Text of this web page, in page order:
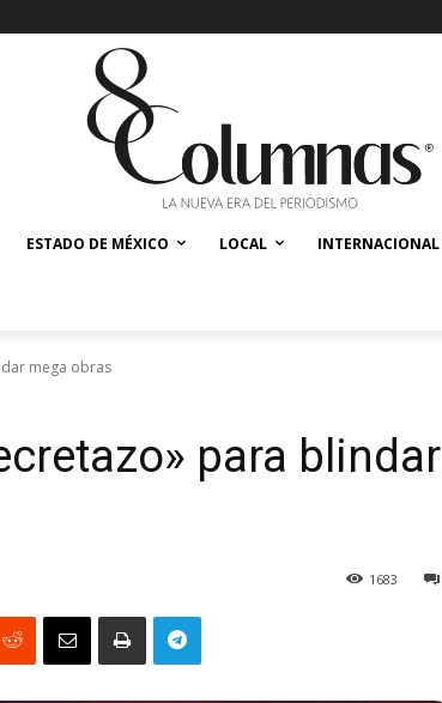
ESTADO DE MÉXICO LOCAL INTERNACIONAL
mega obras
para blindar
1683